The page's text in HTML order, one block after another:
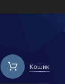
Кошик